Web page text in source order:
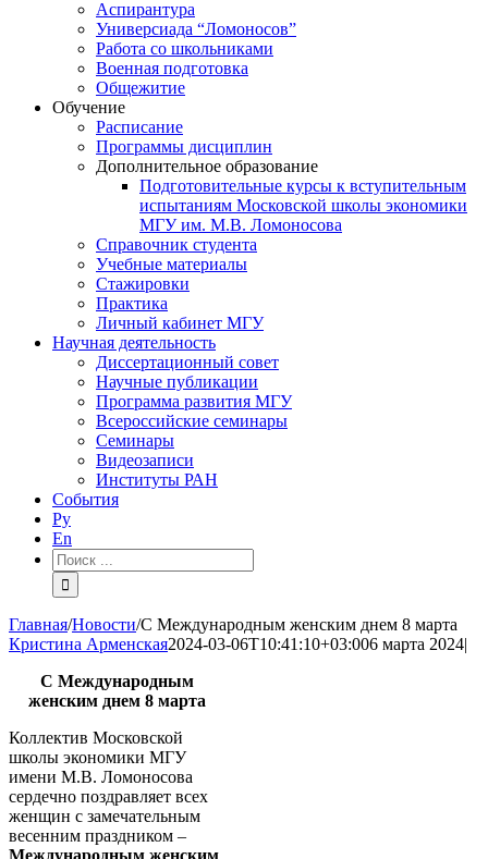
Аспирантура
Универсиада “Ломоносов”
Работа со школьниками
Военная подготовка
Общежитие
Обучение
Расписание
Программы дисциплин
Дополнительное образование
Подготовительные курсы к вступительным
испытаниям Московской школы экономики
МГУ им. М.В. Ломоносова
Справочник студента
Учебные материалы
Стажировки
Практика
Личный кабинет МГУ
Научная деятельность
Диссертационный совет
Научные публикации
Программа развития МГУ
Всероссийские семинары
Семинары
Видеозаписи
Институты РАН
События
Ру
En
Результат
поиска:
Главная/Новости/С Международным женским днем 8 марта
Кристина Арменская2024-03-06T10:41:10+03:006 марта 2024|
С Международным
женским днем 8 марта
Коллектив Московской
школы экономики МГУ
имени М.В. Ломоносова
сердечно поздравляет всех
женщин с замечательным
весенним праздником –